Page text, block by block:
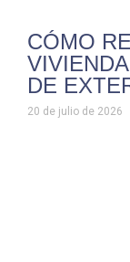
CÓMO
DE
20 de julio de 2026